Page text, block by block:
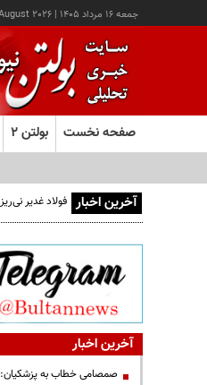
جمعه ۱۶ مرداد ۱۴۰۵ |
2026
صفحه نخست بولتن ۲
آخرین اخبار فولاد غدیر
آخرین اخبار
صمصامی خطاب به